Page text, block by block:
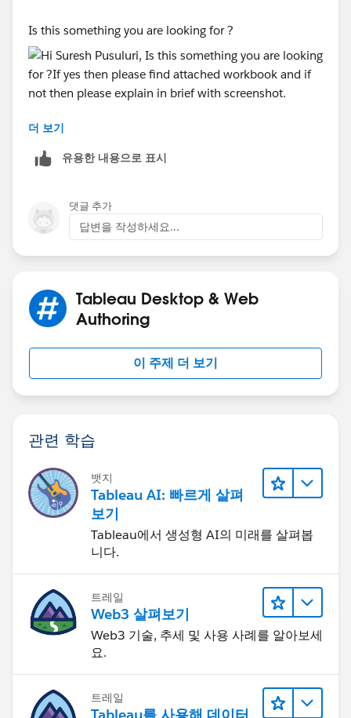
Is this something you are looking for ?
then please explain in brief with screenshot.
더 보기
유용한 내용으로 표시
댓글 추가
답변을 작성하세요...
Tableau Desktop & Web
Authoring
이 주제 더 보기
관련 학습
뱃지
Tableau AI: 빠르게 살펴
보기
Tableau에서 생성형 AI의 미래를 살펴봅
니다.
트레일
Web3 살펴보기
Web3 기술, 추세 및 사용 사례를 알아보세
요.
트레일